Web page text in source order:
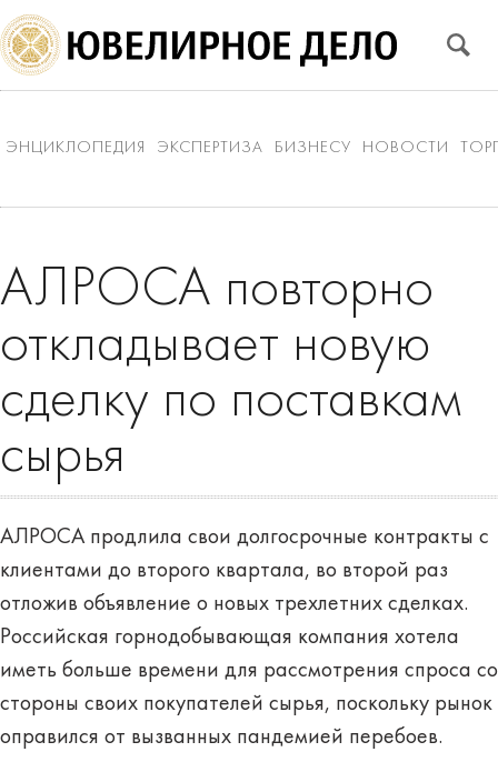
ЭНЦИКЛОПЕДИЯ ЭКСПЕРТИЗА БИЗНЕСУ НОВОСТИ
АЛРОСА повторно
откладывает новую
сделку по поставкам
сырья
АЛРОСА продлила свои долгосрочные контракты с
клиентами до второго квартала, во второй раз
отложив объявление о новых трехлетних сделках.
Российская горнодобывающая компания хотела
иметь больше времени для рассмотрения спроса со
стороны своих покупателей сырья, поскольку рынок
оправился от вызванных пандемией перебоев.